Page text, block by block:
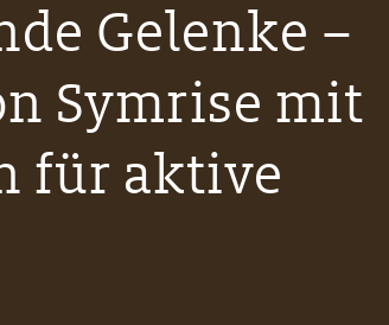
Gelenke –
Symrise mit
für aktive